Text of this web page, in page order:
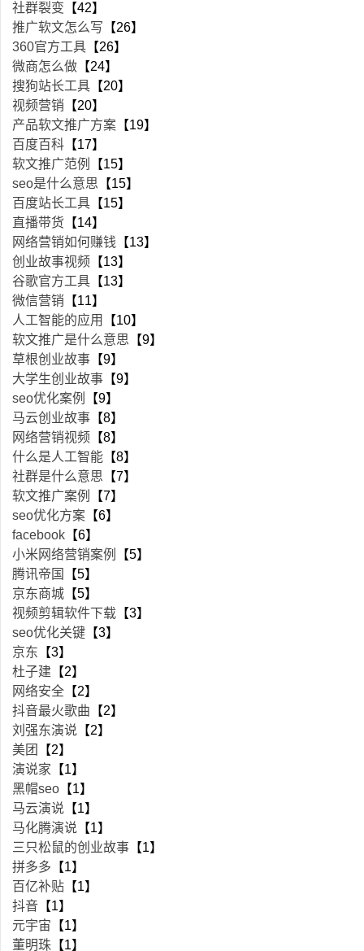
社群裂变 【42】
推广软文怎么写 【26】
360官方工具 【26】
微商怎么做 【24】
搜狗站长工具 【20】
视频营销 【20】
产品软文推广方案 【19】
百度百科 【17】
软文推广范例
【15】
seo是什么意思 【15】
百度站长工具 【15】
直播带货 【14】
网络营销如何赚钱 【13】
创业故事视频 【13】
谷歌官方工具 【13】
微信营销 【11】
人工智能的应用
【10】
软文推广是什么意思 【9】
草根创业故事 【9】
大学生创业故事 【9】
seo优化案例
【9】
马云创业故事 【8】
网络营销视频 【8】
什么是人工智能 【8】
社群是什么意思 【7】
软文推广案例
【7】
seo优化方案 【6】
facebook 【6】
小米网络营销案例
【5】
腾讯帝国
【5】
京东商城 【5】
视频剪辑软件下载 【3】
seo优化关键 【3】
京东 【3】
杜子建 【2】
网络安全 【2】
抖音最火歌曲 【2】
刘强东演说 【2】
美团
【2】
演说家 【1】
黑帽seo 【1】
马云演说 【1】
马化腾演说 【1】
三只松鼠的创业故事 【1】
拼多多 【1】
百亿补贴 【1】
抖音 【1】
元宇宙 【1】
董明珠 【1】